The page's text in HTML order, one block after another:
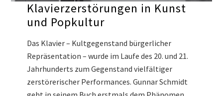
Klavierzerstörungen in Kunst
und Popkultur
Das Klavier – Kultgegenstand bürgerlicher
Repräsentation – wurde im Laufe des 20. und 21.
Jahrhunderts zum Gegenstand vielfältiger
zerstörerischer Performances. Gunnar Schmidt